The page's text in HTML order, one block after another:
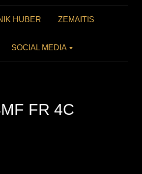
HUBER ZEMAITIS
SOCIAL MEDIA
FR 4C